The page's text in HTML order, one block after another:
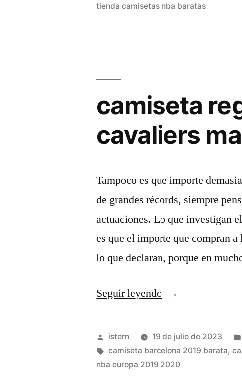
tienda camisetas nba baratas
camiseta
cavaliers
Tampoco es que importe
de grandes récords, siempre
actuaciones. Lo que investigan
es que el importe que compran
lo que declaran, porque en
Seguir leyendo«camiseta
adidas
nba
cleveland
Publicado
por
istern 19 de julio de 2023
Etiquetas:
camiseta barcelona 2019 barata,
nba europa 2019 2020